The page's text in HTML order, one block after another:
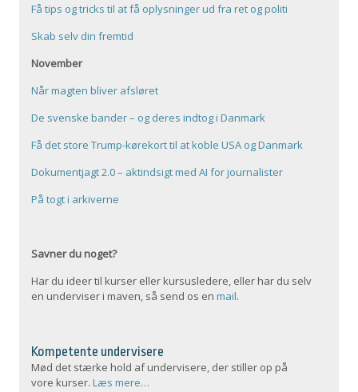
Få tips og tricks til at få oplysninger ud fra ret og politi
Skab selv din fremtid
November
Når magten bliver afsløret
De svenske bander – og deres indtog i Danmark
Få det store Trump-kørekort til at koble USA og Danmark
Dokumentjagt 2.0 – aktindsigt med AI for journalister
På togt i arkiverne
Savner du noget?
Har du ideer til kurser eller kursusledere, eller har du selv
en underviser i maven, så send os enmail.
Kompetente undervisere
Mød det stærke hold af undervisere, der stiller op på
vore kurser.Læs mere…